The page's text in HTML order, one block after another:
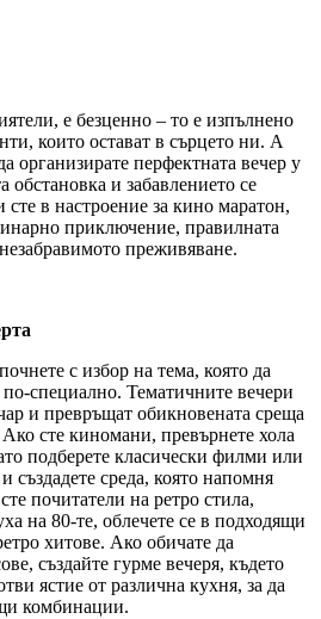
е безценно – то е изпълнено
които остават в сърцето ни. А
организирате перфектната вечер у
обстановка и забавлението се
в настроение за кино маратон,
приключение, правилната
преживяване.
с избор на тема, която да
специално. Тематичните вечери
и превръщат обикновената среща
сте киномани, превърнете хола
подберете класически филми или
създадете среда, която напомня
почитатели на ретро стила,
на 80-те, облечете се в подходящи
хитове. Ако обичате да
създайте гурме вечеря, където
ястие от различна кухня, за да
комбинации.